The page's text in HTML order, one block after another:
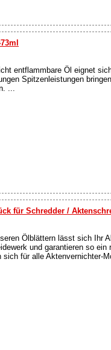
entflammbare Öl eignet
Spitzenleistungen
...
für Schredder /
Ölblättern lässt sich Ihr
und garantieren so
sich für alle Aktenvernichter-